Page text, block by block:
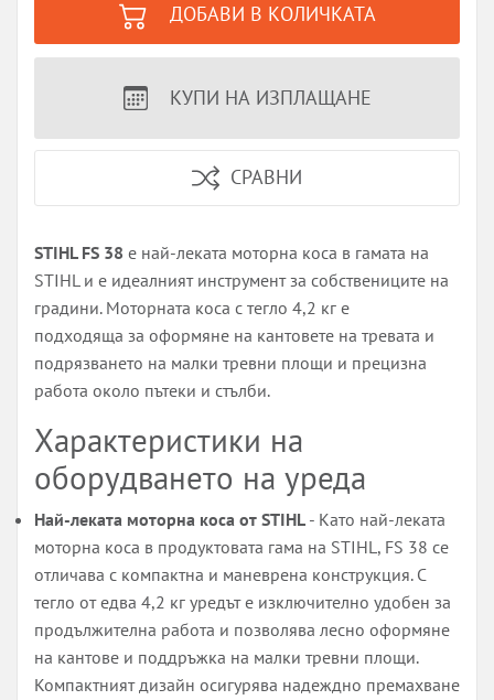
ДОБАВИ В КОЛИЧКАТА
КУПИ НА ИЗПЛАЩАНЕ
СРАВНИ
STIHL FS 38 е най-леката моторна коса в гамата на
STIHL и е идеалният инструмент за собствениците на
градини. Моторната коса с тегло 4,2 кг е
подходяща за оформяне на кантовете на тревата и
подрязването на малки тревни площи и прецизна
работа около пътеки и стълби.
Характеристики на
оборудването на уреда
Най-леката моторна коса от STIHL - Като най-леката
моторна коса в продуктовата гама на STIHL, FS 38 се
отличава с компактна и маневрена конструкция. С
тегло от едва 4,2 кг уредът е изключително удобен за
продължителна работа и позволява лесно оформяне
на кантове и поддръжка на малки тревни площи.
Компактният дизайн осигурява надеждно премахване